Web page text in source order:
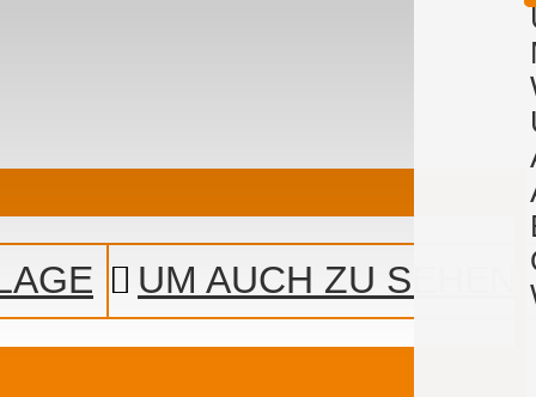
UM AUCH ZU SEHEN